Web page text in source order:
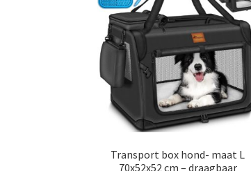
Transport box hond- maat L
70x52x52 cm – draagbaar